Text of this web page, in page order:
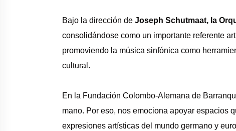
Bajo la dirección de Joseph Schutmaat, la
consolidándose como un importante referente
promoviendo la música sinfónica como
cultural.
En la Fundación Colombo-Alemana de
mano. Por eso, nos emociona apoyar espacios
expresiones artísticas del mundo germano y